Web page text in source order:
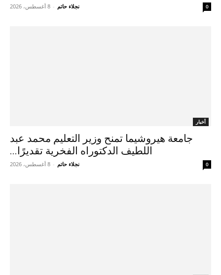
نجلاء حاتم - 8 أغسطس، 2026 0
أخبار
جامعة هيروشيما تمنح وزير التعليم محمد عبد
اللطيف الدكتوراه الفخرية تقديرًا...
نجلاء حاتم - 8 أغسطس، 2026 0